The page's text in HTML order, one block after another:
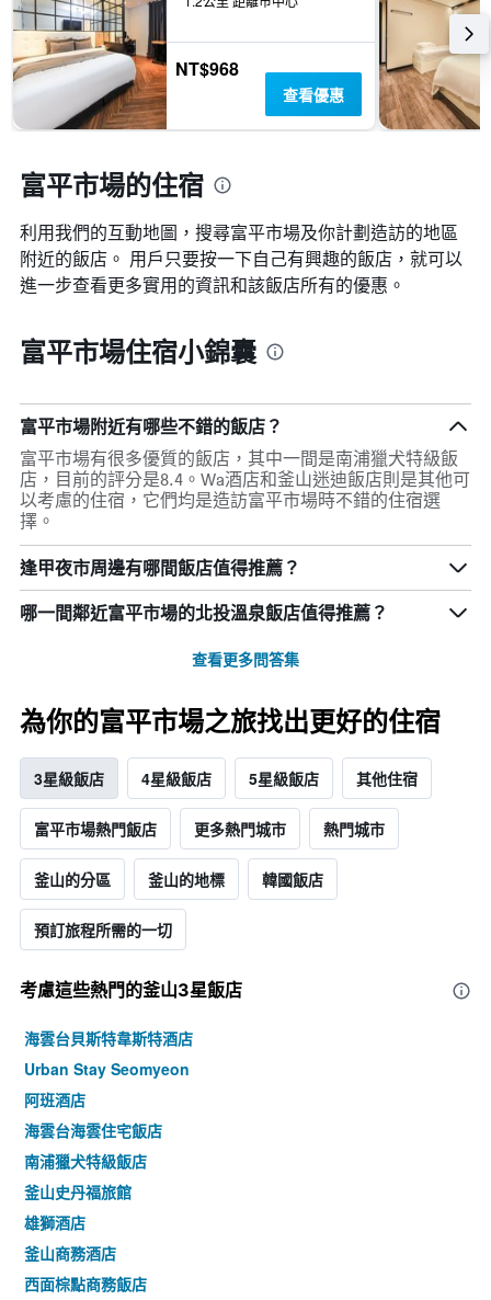
NT$968
查看優惠
富平市場的住宿
利用我們的互動地圖，搜尋富平市場​及你計劃造訪的地區
附近的飯店。 用戶只要按一下自己有興趣的飯店，就可以
進一步查看更多實用的資訊和該飯店所有的優惠。
富平市場住宿小錦囊
富平市場附近有哪些不錯的飯店？
富平市場有很多優質的飯店，其中一間是南浦獵犬特級飯
店，目前的評分是8.4。Wa酒店和釜山迷迪飯店則是其他可
以考慮的住宿，它們均是造訪富平市場時不錯的住宿選
擇。
逢甲夜市周邊有哪間飯店值得推薦？
哪一間鄰近富平市場的北投溫泉飯店值得推薦？
查看更多問答集
為你的富平市場之旅找出更好的住宿
3星級飯店 4星級飯店 5星級飯店 其他住宿
富平市場熱門飯店 更多熱門城市 熱門城市
釜山的分區 釜山的地標 韓國飯店
預訂旅程所需的一切
考慮這些熱門的釜山3星​飯店
海雲台貝斯特韋斯特酒店
Urban Stay Seomyeon
阿班酒店
海雲台海雲住宅飯店
南浦獵犬特級飯店
釜山史丹福旅館
雄獅酒店
釜山商務酒店
西面棕點商務飯店